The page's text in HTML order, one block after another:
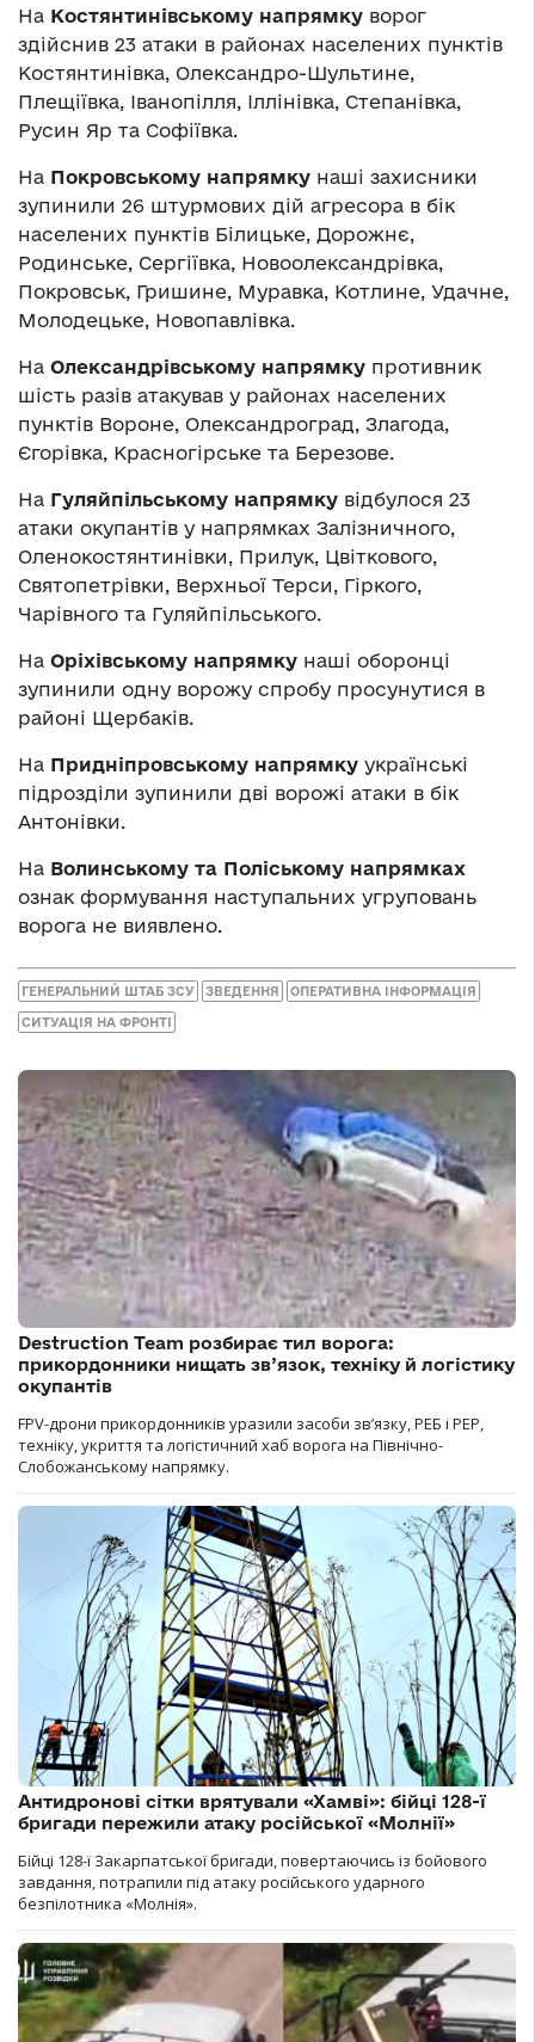
На Костянтинівському напрямку ворог
здійснив 23 атаки в районах населених пунктів
Костянтинівка, Олександро-Шультине,
Плещіївка, Іванопілля, Іллінівка, Степанівка,
Русин Яр та Софіївка.
На Покровському напрямку наші захисники
зупинили 26 штурмових дій агресора в бік
населених пунктів Білицьке, Дорожнє,
Родинське, Сергіївка, Новоолександрівка,
Покровськ, Гришине, Муравка, Котлине, Удачне,
Молодецьке, Новопавлівка.
На Олександрівському напрямку противник
шість разів атакував у районах населених
пунктів Вороне, Олександроград, Злагода,
Єгорівка, Красногірське та Березове.
На Гуляйпільському напрямку відбулося 23
атаки окупантів у напрямках Залізничного,
Оленокостянтинівки, Прилук, Цвіткового,
Святопетрівки, Верхньої Терси, Гіркого,
Чарівного та Гуляйпільського.
На Оріхівському напрямку наші оборонці
зупинили одну ворожу спробу просунутися в
районі Щербаків.
На Придніпровському напрямку українські
підрозділи зупинили дві ворожі атаки в бік
Антонівки.
На Волинському та Поліському напрямках
ознак формування наступальних угруповань
ворога не виявлено.
ГЕНЕРАЛЬНИЙ ШТАБ ЗСУ ЗВЕДЕННЯ ОПЕРАТИВНА ІНФОРМАЦІЯ
СИТУАЦІЯ НА ФРОНТІ
Destruction Team розбирає тил ворога:
прикордонники нищать зв’язок, техніку й логістику
окупантів
FPV-дрони прикордонників уразили засоби зв’язку, РЕБ і РЕР,
техніку, укриття та логістичний хаб ворога на Північно-
Слобожанському напрямку.
Антидронові сітки врятували «Хамві»: бійці 128-ї
бригади пережили атаку російської «Молнії»
Бійці 128-ї Закарпатської бригади, повертаючись із бойового
завдання, потрапили під атаку російського ударного
безпілотника «Молнія».